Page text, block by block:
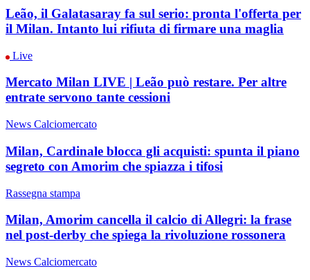
Leão, il Galatasaray fa sul serio: pronta l'offerta per
il Milan. Intanto lui rifiuta di firmare una maglia
Live
Mercato Milan LIVE | Leão può restare. Per altre
entrate servono tante cessioni
News Calciomercato
Milan, Cardinale blocca gli acquisti: spunta il piano
segreto con Amorim che spiazza i tifosi
Rassegna stampa
Milan, Amorim cancella il calcio di Allegri: la frase
nel post-derby che spiega la rivoluzione rossonera
News Calciomercato